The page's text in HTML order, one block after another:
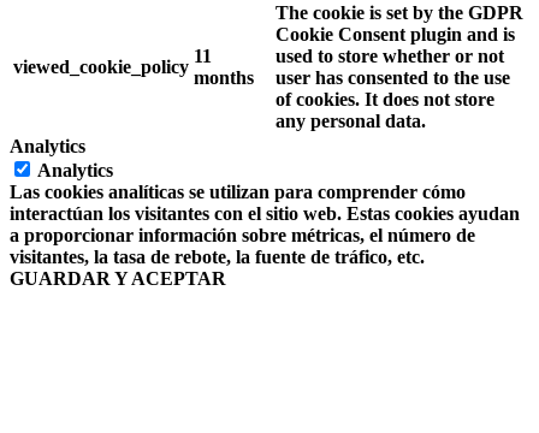
viewed_cookie_policy
11
months
The cookie is set by the GDPR
Cookie Consent plugin and is
used to store whether or not
user has consented to the use
of cookies. It does not store
any personal data.
Analytics
Analytics
Las cookies analíticas se utilizan para comprender cómo
interactúan los visitantes con el sitio web. Estas cookies ayudan
a proporcionar información sobre métricas, el número de
visitantes, la tasa de rebote, la fuente de tráfico, etc.
GUARDAR Y ACEPTAR